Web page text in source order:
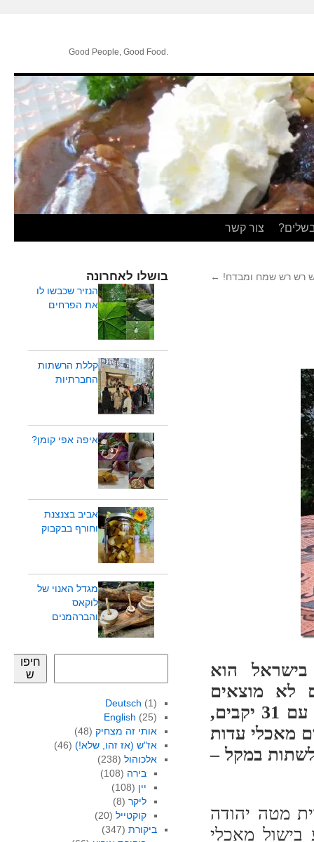
.Good People, Good Food
צור קשר
רש רש שמח ומבדח! ←
בישראל הוא
לא מוצאים
בפסטיבל שפים סלבים ונציגי מסעדות פאר, אבל עם 31 יקבים,
מאכלי עדות
במקל –
מטה יהודה
מאכלי
בושלו לאחרונה
הנזיר שכבשו לו
את הפרחים
קללת הרשתות
החברתיות
איפה אפי קומן?
אביב בצנצנת
וחורף בבקבוק
מגדל האנוי של
לוקאס
והברהמנים
חיפו
ש
Deutsch (1)
English (25)
אותי זה מצחיק(48)
אז"ש (אז זהו, שלא!)(46)
אלכוהול(238)
בירה (108)
יין (108)
ליקר (8)
קוקטייל (20)
ביקורת(347)